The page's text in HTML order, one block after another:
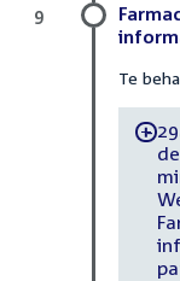
Te
-
9